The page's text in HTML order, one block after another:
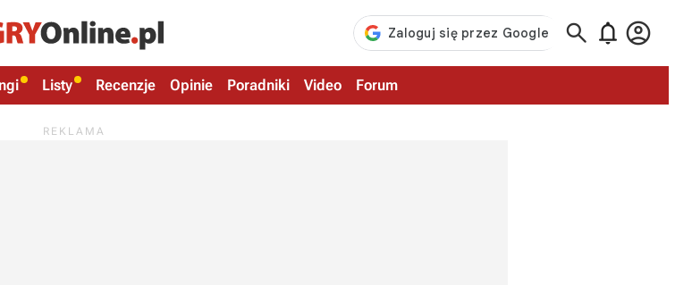
  
Listy Recenzje Opinie Poradniki Video Forum